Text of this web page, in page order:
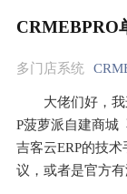
CRMEBPRO
多门店系统
大佬们好，
P菠萝派自建商城
吉客云ERP的技
议，或者是官方